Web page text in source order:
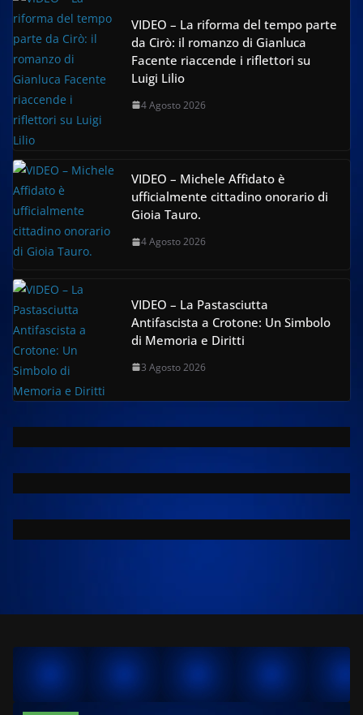
VIDEO – La riforma del tempo parte
da Cirò: il romanzo di Gianluca
Facente riaccende i riflettori su
Luigi Lilio
4 Agosto 2026
VIDEO – Michele Affidato è
ufficialmente cittadino onorario di
Gioia Tauro.
4 Agosto 2026
VIDEO – La Pastasciutta
Antifascista a Crotone: Un Simbolo
di Memoria e Diritti
3 Agosto 2026